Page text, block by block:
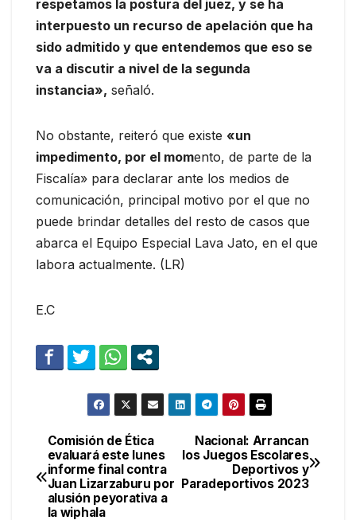
respetamos la postura del juez, y se ha
interpuesto un recurso de apelación que ha
sido admitido y que entendemos que eso se
va a discutir a nivel de la segunda
instancia», señaló.
No obstante, reiteró que existe «un
impedimento, por el momento, de parte de la
Fiscalía» para declarar ante los medios de
comunicación, principal motivo por el que no
puede brindar detalles del resto de casos que
abarca el Equipo Especial Lava Jato, en el que
labora actualmente. (LR)
E.C
Navegación
de
Nacional: Arrancan
los Juegos Escolares
Deportivos y
Paradeportivos 2023
Comisión de Ética
evaluará este lunes
informe final contra
Juan Lizarzaburu por
alusión peyorativa a
la wiphala